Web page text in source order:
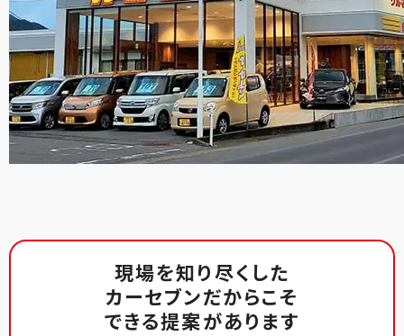
現場を知り尽くした
カーセブンだからこそ
できる提案があります